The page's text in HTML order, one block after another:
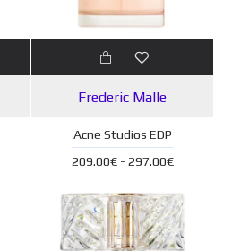
Frederic Malle
Acne Studios EDP
209.00€ - 297.00€